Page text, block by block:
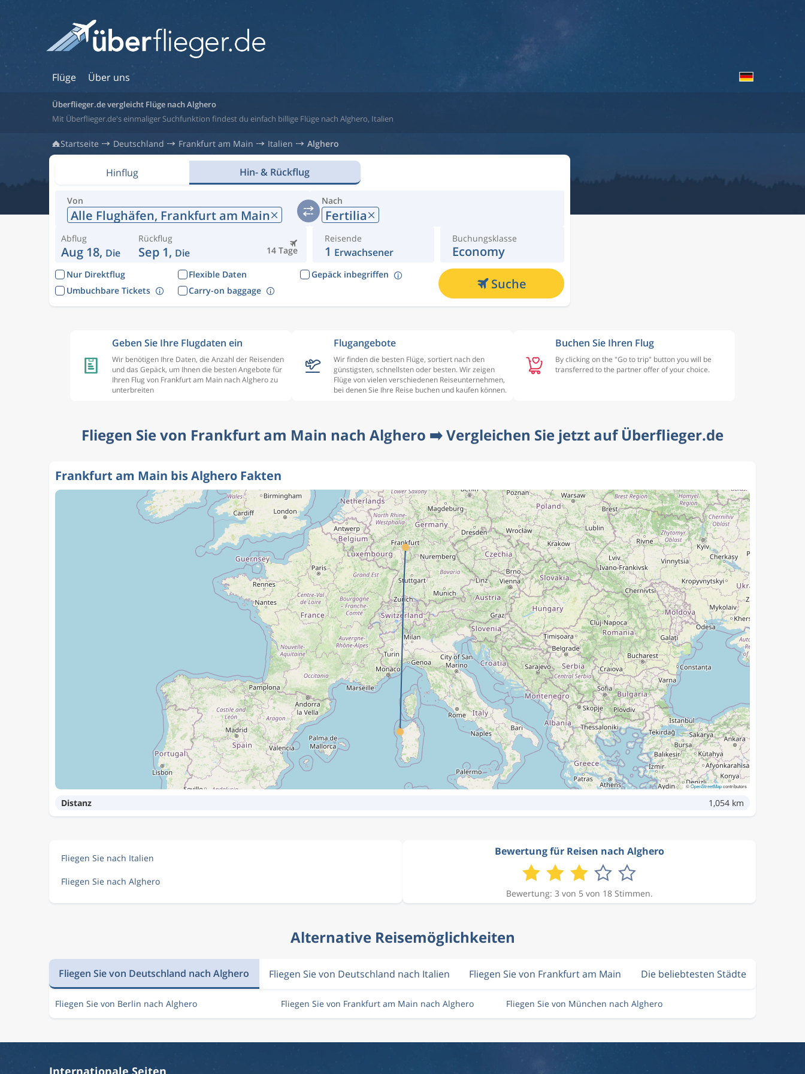
Flüge Über uns
Überflieger.de vergleicht Flüge nach Alghero
Mit Überflieger.de's einmaliger Suchfunktion findest du einfach billige Flüge nach Alghero, Italien
Startseite Deutschland Frankfurt am Main Italien Alghero
Hinflug Hin- & Rückflug
Von
Alle Flughäfen, Frankfurt am Main
Nach
Fertilia
Abflug
Aug 18, Die 14 Tage
Rückflug
Sep 1, Die
Reisende
1 Erwachsener
Buchungsklasse
Economy
Nur Direktflug Flexible Daten
Gepäck inbegriffen
Umbuchbare Tickets
Carry-on baggage Suche
Geben Sie Ihre Flugdaten ein
Wir benötigen Ihre Daten, die Anzahl der Reisenden
und das Gepäck, um Ihnen die besten Angebote für
Ihren Flug von Frankfurt am Main nach Alghero zu
unterbreiten
Flugangebote
Wir finden die besten Flüge, sortiert nach den
günstigsten, schnellsten oder besten. Wir zeigen
Flüge von vielen verschiedenen Reiseunternehmen,
bei denen Sie Ihre Reise buchen und kaufen können.
Buchen Sie Ihren Flug
By clicking on the "Go to trip" button you will be
transferred to the partner offer of your choice.
Fliegen Sie von Frankfurt am Main nach Alghero ➡️ Vergleichen Sie jetzt auf Überflieger.de
Frankfurt am Main bis Alghero Fakten
©OpenStreetMapcontributors
Distanz 1,054 km
Fliegen Sie nach Italien
Fliegen Sie nach Alghero
Bewertung für Reisen nach Alghero
Bewertung: 3 von 5 von 18 Stimmen.
Alternative Reisemöglichkeiten
Fliegen Sie von Deutschland nach Alghero Fliegen Sie von Deutschland nach Italien Fliegen Sie von Frankfurt am Main Die beliebtesten Städte
Fliegen Sie von Berlin nach Alghero Fliegen Sie von Frankfurt am Main nach Alghero Fliegen Sie von München nach Alghero
Internationale Seiten